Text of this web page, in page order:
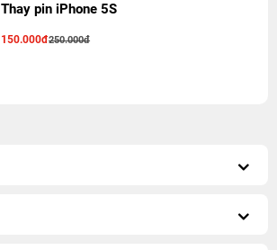
Thay pin iPhone 5S
150.000đ250.000đ